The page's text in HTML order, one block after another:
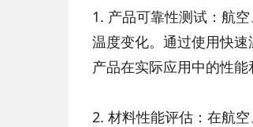
1. 产品可靠性测试：航
温度变化。通过使用快
产品在实际应用中的性能
2. 材料性能评估：在航